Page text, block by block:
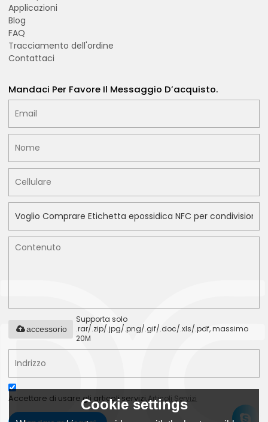
Applicazioni
Blog
FAQ
Tracciamento dell'ordine
Contattaci
Mandaci Per Favore Il Messaggio D’acquisto.
Supporta solo
.rar/.zip/.jpg/.png/.gif/.doc/.xls/.pdf, massimo
20M
accessorio
Accettare di usare gli articoli servizi,Articoli Servizi
Cookie settings